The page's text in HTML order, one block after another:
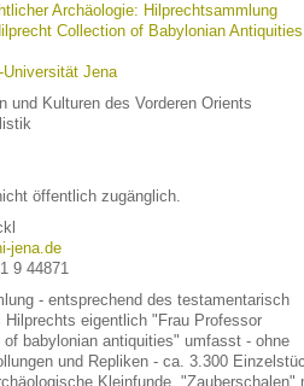
Archäologie: Hilprechtsammlung
Collection of Babylonian Antiquities
Universität Jena
und Kulturen des Vorderen Orients
öffentlich zugänglich.
jena.de
9 44871
- entsprechend des testamentarisch
Hilprechts eigentlich "Frau Professor
of babylonian antiquities" umfasst - ohne
und Repliken - ca. 3.300
Kleinfunde, "Zauberschalen"